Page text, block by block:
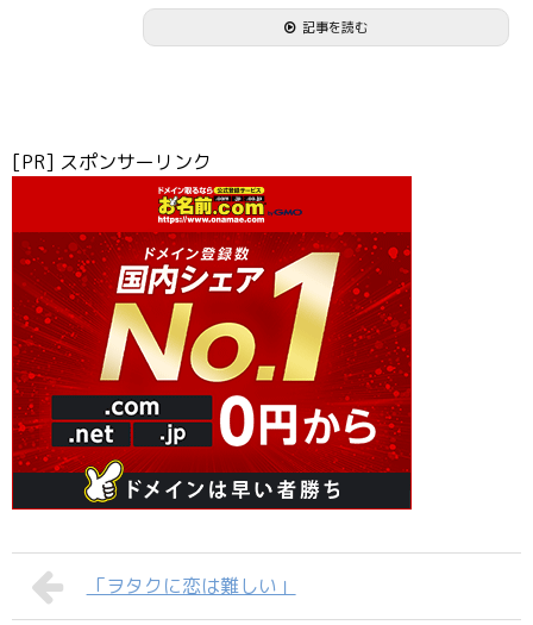
記事を読む
[PR] スポンサーリンク
「ヲタクに恋は難しい」